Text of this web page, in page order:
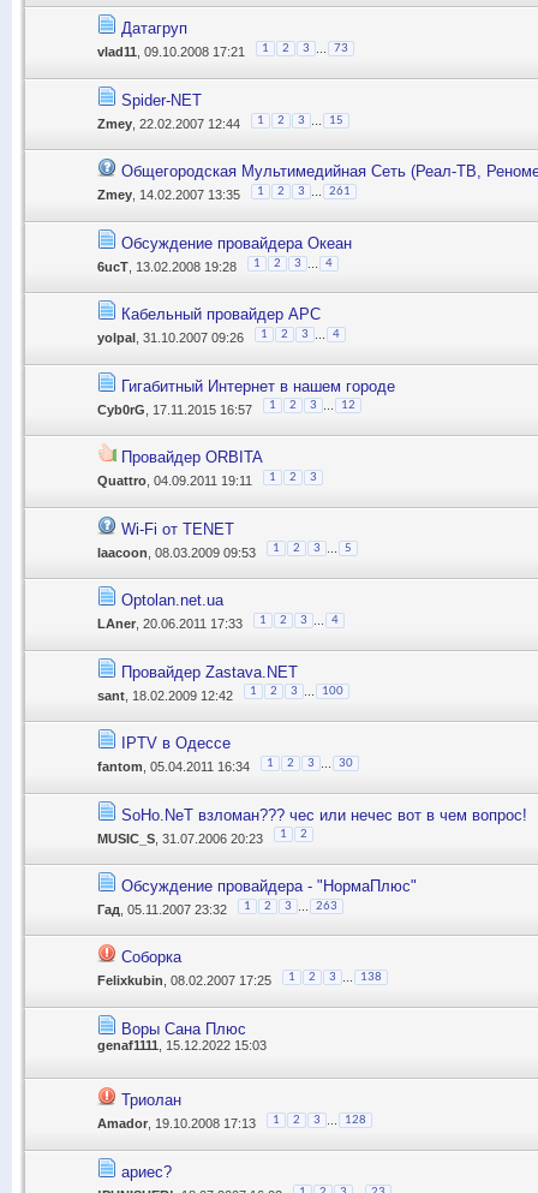
Датагруп
vlad11 , 09.10.2008 17:21 1 2 3 73
Spider-NET
Zmey , 22.02.2007 12:44 1 2 3 15
Общегородская Мультимедийная Сеть (Реaл-ТВ,
Zmey , 14.02.2007 13:35 1 2 3 261
Обсуждение провайдера Океан
6ucT , 13.02.2008 19:28 1 2 3 4
Кабельный провайдер АРС
yolpal , 31.10.2007 09:26 1 2 3 4
Гигабитный Интернет в нашем городе
Cyb0rG , 17.11.2015 16:57 1 2 3 ... 12
Провайдер ORBITA
Quattro , 04.09.2011 19:11 1 2 3
Wi-Fi от TENET
laacoon , 08.03.2009 09:53 1 2 3 ... 5
Optolan.net.ua
LAner , 20.06.2011 17:33 1 2 3 4
Провайдер Zastava.NET
sant , 18.02.2009 12:42 1 2 3 100
IPTV в Одессе
fantom , 05.04.2011 16:34 1 2 3 30
SoHo.NeT взломан??? чес или нечес вот в чем вопрос!
MUSIC_S , 31.07.2006 20:23 1 2
Обсуждение провайдера - "НормаПлюс"
Гад , 05.11.2007 23:32 1 2 3 263
Соборка
Felixkubin , 08.02.2007 17:25 1 2 3 138
Воры Сана Плюс
genaf1111 , 15.12.2022 15:03
Триолан
Amador , 19.10.2008 17:13 1 2 3 128
ариес?